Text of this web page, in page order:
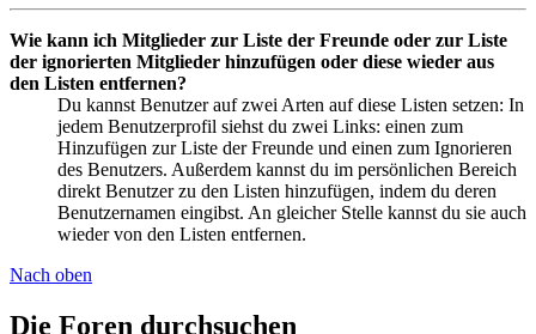
Wie kann ich Mitglieder zur Liste der Freunde oder zur Liste
der ignorierten Mitglieder hinzufügen oder diese wieder aus
den Listen entfernen?
Du kannst Benutzer auf zwei Arten auf diese Listen setzen: In
jedem Benutzerprofil siehst du zwei Links: einen zum
Hinzufügen zur Liste der Freunde und einen zum Ignorieren
des Benutzers. Außerdem kannst du im persönlichen Bereich
direkt Benutzer zu den Listen hinzufügen, indem du deren
Benutzernamen eingibst. An gleicher Stelle kannst du sie auch
wieder von den Listen entfernen.
Nach oben
Die Foren durchsuchen